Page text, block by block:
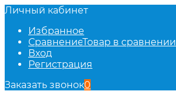
Личный кабинет
Избранное
СравнениеТовар в сравнении
Вход
Регистрация
Заказать звонок0